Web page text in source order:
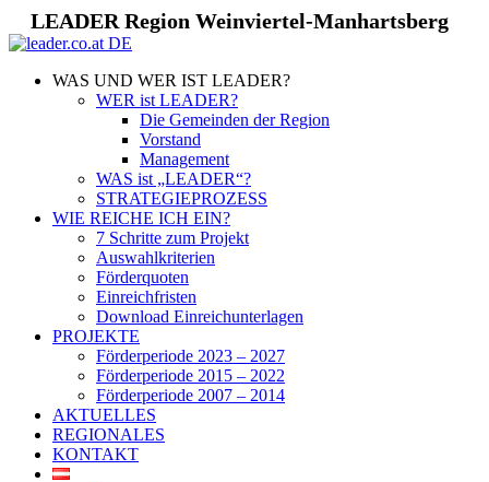
LEADER Region Weinviertel-Manhartsberg
WAS UND WER IST LEADER?
WER ist LEADER?
Die Gemeinden der Region
Vorstand
Management
WAS ist „LEADER“?
STRATEGIEPROZESS
WIE REICHE ICH EIN?
7 Schritte zum Projekt
Auswahlkriterien
Förderquoten
Einreichfristen
Download Einreichunterlagen
PROJEKTE
Förderperiode 2023 – 2027
Förderperiode 2015 – 2022
Förderperiode 2007 – 2014
AKTUELLES
REGIONALES
KONTAKT